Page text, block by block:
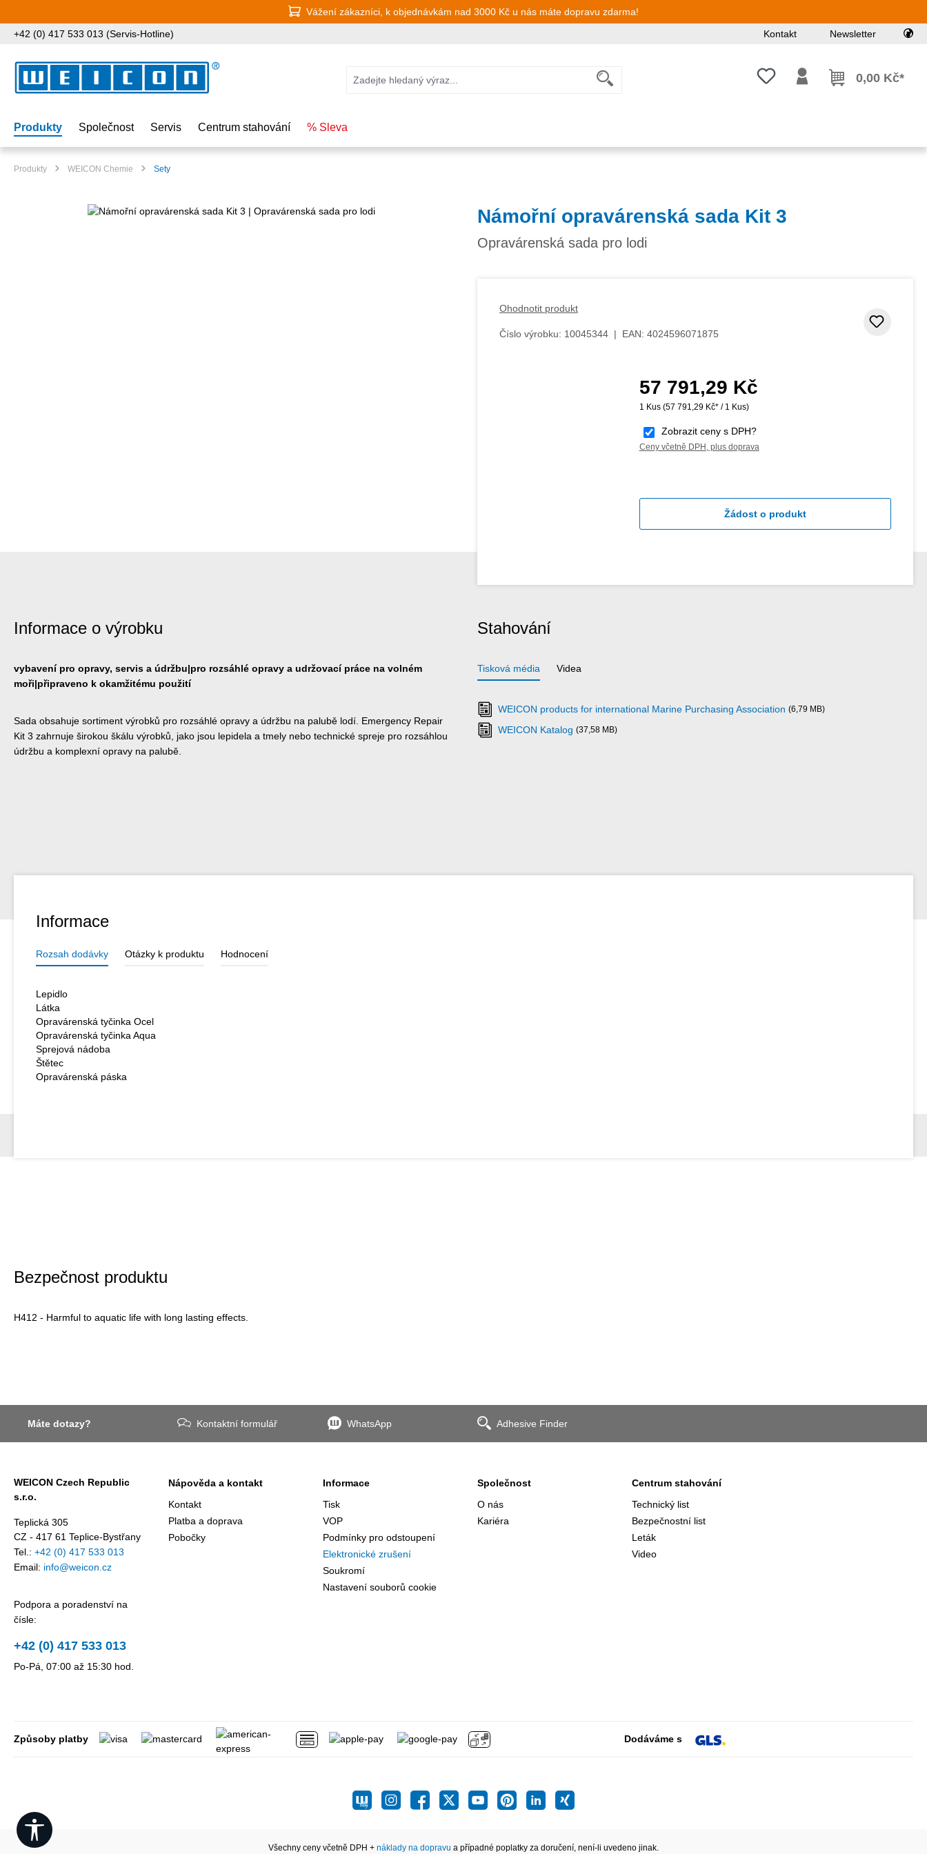
Vážení zákazníci, k objednávkám nad 3000 Kč u nás máte dopravu zdarma!
+42 (0) 417 533 013 (Servis-Hotline) Kontakt Newsletter
Máte 0 položky v seznamu přání
0,00 Kč*
Produkty Společnost Servis Centrum stahování % Sleva
Produkty WEICON Chemie Sety
Přeskočit galerii obrázků Námořní opravárenská sada Kit 3
Opravárenská sada pro lodi
Ohodnotit produkt
Číslo výrobku: 10045344 | EAN: 4024596071875
Běžná cena:
57 791,29 Kč
1 Kus (57 791,29 Kč* / 1 Kus)
Zobrazit ceny s DPH?
Ceny včetně DPH, plus doprava
Žádost o produkt
Informace o výrobku
vybavení pro opravy, servis a údržbu|pro rozsáhlé opravy a udržovací práce na volném
moři|připraveno k okamžitému použití
Sada obsahuje sortiment výrobků pro rozsáhlé opravy a údržbu na palubě lodí. Emergency Repair
Kit 3 zahrnuje širokou škálu výrobků, jako jsou lepidela a tmely nebo technické spreje pro rozsáhlou
údržbu a komplexní opravy na palubě.
Stahování
Tisková média Videa
WEICON products for international Marine Purchasing Association (6,79 MB)
WEICON Katalog (37,58 MB)
Informace
Rozsah dodávky Otázky k produktu Hodnocení
Lepidlo
Látka
Opravárenská tyčinka Ocel
Opravárenská tyčinka Aqua
Sprejová nádoba
Štětec
Opravárenská páska
Bezpečnost produktu
H412 - Harmful to aquatic life with long lasting effects.
Máte dotazy? Kontaktní formulář WhatsApp Adhesive Finder
WEICON Czech Republic
s.r.o.
Teplická 305
CZ - 417 61 Teplice-Bystřany
Tel.: +42 (0) 417 533 013
Email: info@weicon.cz
Podpora a poradenství na
čísle:
+42 (0) 417 533 013
Po-Pá, 07:00 až 15:30 hod.
Nápověda a kontakt
Kontakt
Platba a doprava
Pobočky
Informace
Tisk
VOP
Podmínky pro odstoupení
Elektronické zrušení
Soukromí
Nastavení souborů cookie
Společnost
O nás
Kariéra
Centrum stahování
Technický list
Bezpečnostní list
Leták
Video
Způsoby platby Dodáváme s
Všechny ceny včetně DPH + náklady na dopravu a případné poplatky za doručení, není-li uvedeno jinak.
Show toolbar